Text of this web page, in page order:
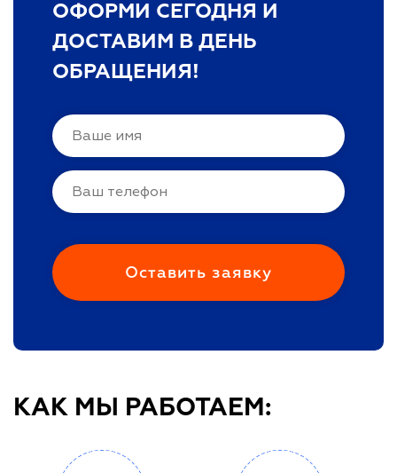
ОФОРМИ СЕГОДНЯ И
ДОСТАВИМ В ДЕНЬ
ОБРАЩЕНИЯ!
КАК МЫ РАБОТАЕМ: